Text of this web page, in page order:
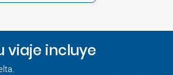
viaje incluye